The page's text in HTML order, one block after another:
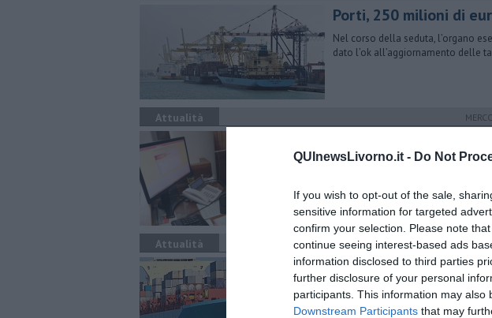
QUInewsLivorno.it - Do Not
If you wish to opt-out of the sale,
sensitive information for targeted
confirm your selection. Please note
continue seeing interest-based ads
information disclosed to third parties
further disclosure of your personal
participants. This information may
Downstream Participants that may
Porti, 250 milioni di
Nel corso della seduta, l’organo
dato l’ok all’aggiornamento delle
Attualità
Intesa fra Centro operativo per la
Attualità
Un mese di iniziative
Visite, presentazioni, libri e
Portoferraio e Capraia per scoprire